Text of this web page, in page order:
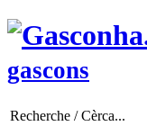
gascons
Recherche / Cèrca...